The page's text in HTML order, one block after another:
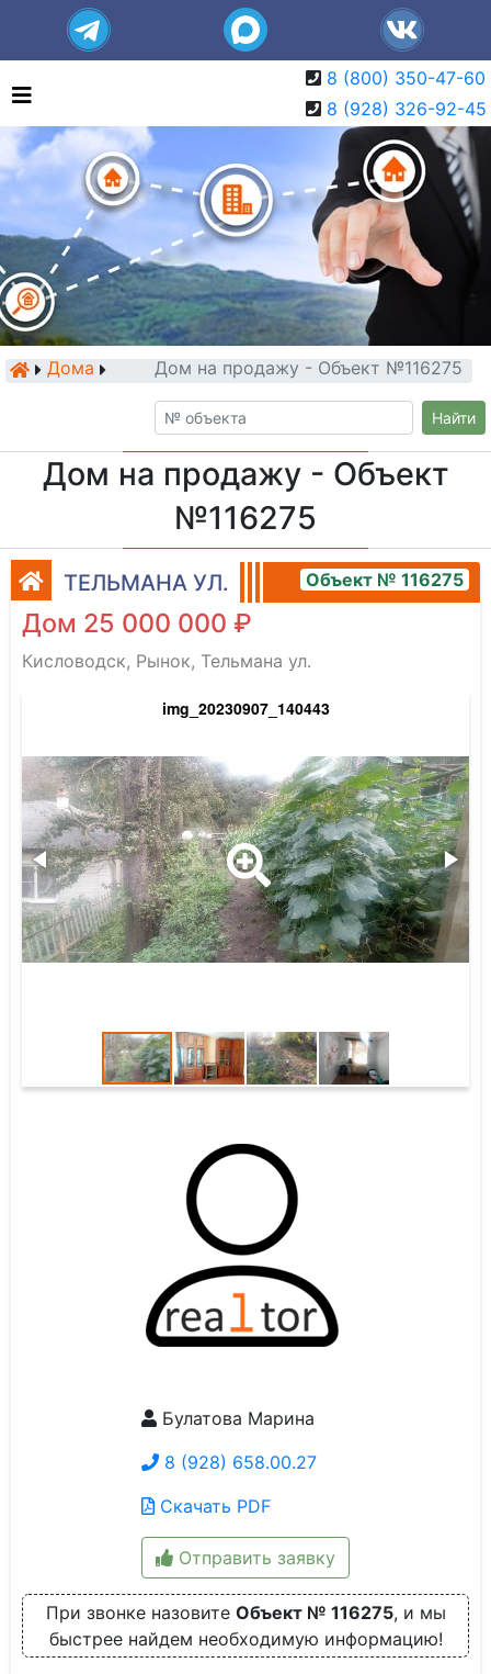
8 (800) 350-47-60
8 (928) 326-92-45
Дома Дом на продажу - Объект №116275
Найти
Дом на продажу - Объект
№116275
ТЕЛЬМАНА УЛ. Объект № 116275
Дом 25 000 000 ₽
Кисловодск, Рынок, Тельмана ул.
img_20230907_140443
Булатова Марина
8 (928) 658.00.27
Скачать PDF
Отправить заявку
При звонке назовите Объект № 116275, и мы
быстрее найдем необходимую информацию!